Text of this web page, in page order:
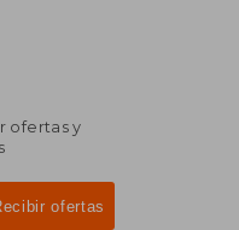
ofertas y